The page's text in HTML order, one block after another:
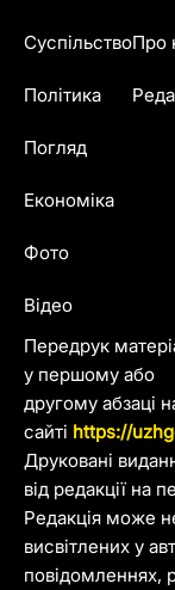
Передрук
у першому або
другому абзаці
сайті https://
Друковані
від редакції на
Редакція може
висвітлених у
повідомленнях,
Суспільство
Політика
Погляд
Економіка
Фото
Відео
Про